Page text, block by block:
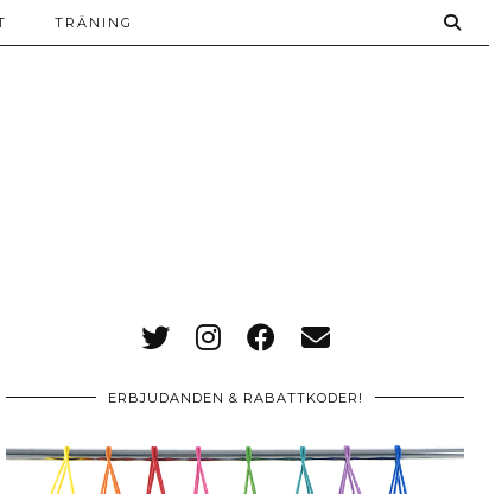
TRÄNING
ERBJUDANDEN & RABATTKODER!